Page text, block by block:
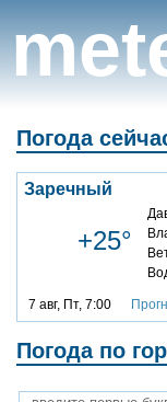
Погода
Заречный
+25°
7 авг, Пт, 7:00
Погода по